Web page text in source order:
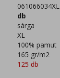
061066034XL
db
sárga
XL
100% pamut
165 gr/m2
125 db